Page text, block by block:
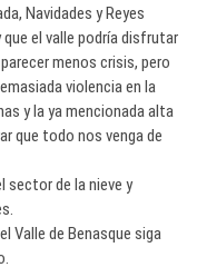
Navidades y Reyes
el valle podría disfrutar
menos crisis, pero
violencia en la
y la ya mencionada alta
que todo nos venga de
sector de la nieve y
Valle de Benasque siga